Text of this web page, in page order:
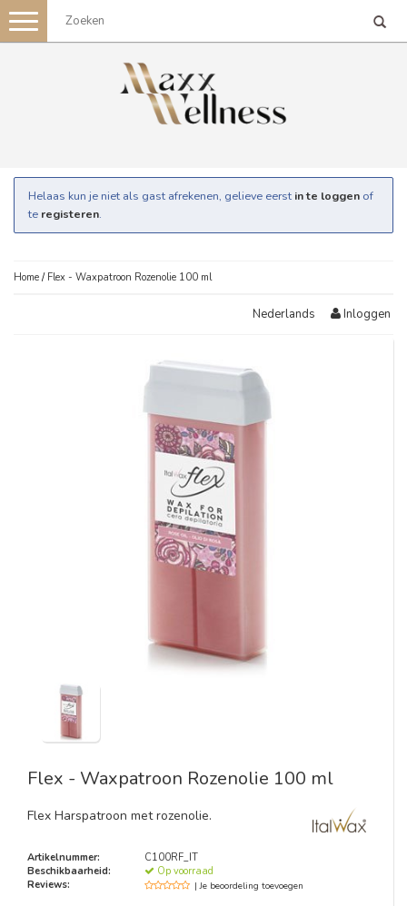
Toggle
navigation
Helaas kun je niet als gast afrekenen, gelieve eerst in te loggen of
te registeren.
Home / Flex - Waxpatroon Rozenolie 100 ml
Nederlands Inloggen
Flex - Waxpatroon Rozenolie 100 ml
Flex Harspatroon met rozenolie.
Artikelnummer:
C100RF_IT
Beschikbaarheid:
Op voorraad
Reviews:
| Je beoordeling toevoegen